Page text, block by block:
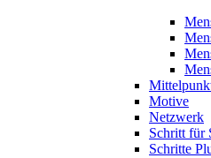
Motive
Netzwerk
Schritt für
Schritte